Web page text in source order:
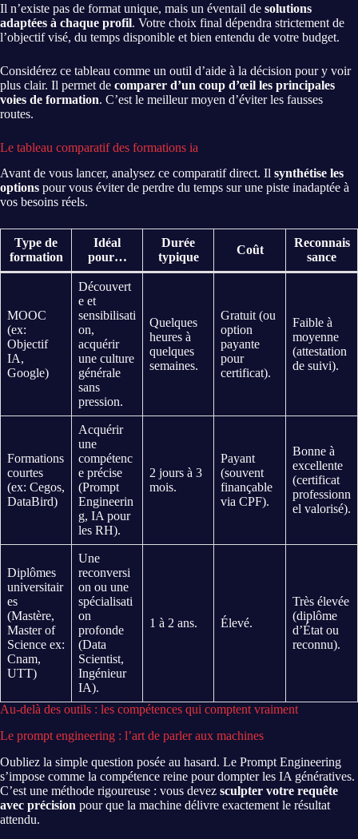
Il n’existe pas de format unique, mais un éventail de solutions
adaptées à chaque profil. Votre choix final dépendra strictement de
l’objectif visé, du temps disponible et bien entendu de votre budget.
Considérez ce tableau comme un outil d’aide à la décision pour y voir
plus clair. Il permet de comparer d’un coup d’œil les principales
voies de formation. C’est le meilleur moyen d’éviter les fausses
routes.
Le tableau comparatif des formations ia
Avant de vous lancer, analysez ce comparatif direct. Il synthétise les
options pour vous éviter de perdre du temps sur une piste inadaptée à
vos besoins réels.
Type de
formation
Idéal
pour…
Durée
typique
Coût
Reconnais
sance
MOOC
(ex:
Objectif
IA,
Google)
Découvert
e et
sensibilisati
on,
acquérir
une culture
générale
sans
pression.
Quelques
heures à
quelques
semaines.
Gratuit (ou
option
payante
pour
certificat).
Faible à
moyenne
(attestation
de suivi).
Formations
courtes
(ex: Cegos,
DataBird)
Acquérir
une
compétenc
e précise
(Prompt
Engineerin
g, IA pour
les RH).
2 jours à 3
mois.
Payant
(souvent
finançable
via CPF).
Bonne à
excellente
(certificat
professionn
el valorisé).
Diplômes
universitair
es
(Mastère,
Master of
Science ex:
Cnam,
UTT)
Une
reconversi
on ou une
spécialisati
on
profonde
(Data
Scientist,
Ingénieur
IA).
1 à 2 ans. Élevé.
Très élevée
(diplôme
d’État ou
reconnu).
Au-delà des outils : les compétences qui comptent vraiment
Le prompt engineering : l’art de parler aux machines
Oubliez la simple question posée au hasard. Le Prompt Engineering
s’impose comme la compétence reine pour dompter les IA génératives.
C’est une méthode rigoureuse : vous devez sculpter votre requête
avec précision pour que la machine délivre exactement le résultat
attendu.